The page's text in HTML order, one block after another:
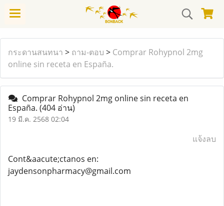
กระดานสนทนา > ถาม-ตอบ > Comprar Rohypnol 2mg
online sin receta en España.
Comprar Rohypnol 2mg online sin receta en
España. (404 อ่าน)
19 มี.ค. 2568 02:04
แจ้งลบ
Cont&aacute;ctanos en:
jaydensonpharmacy@gmail.com